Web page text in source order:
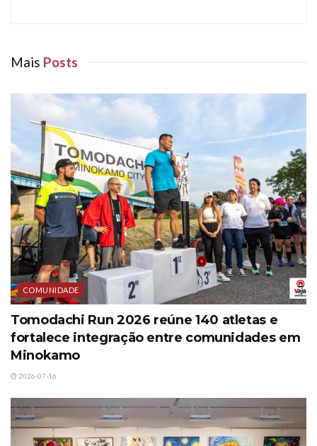
Mais Posts
COMUNIDADE
Tomodachi Run 2026 reúne 140 atletas e
fortalece integração entre comunidades em
Minokamo
2026-07-16